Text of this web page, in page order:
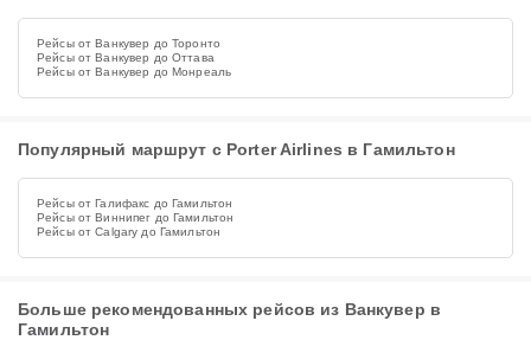
Рейсы от Ванкувер до Торонто
Рейсы от Ванкувер до Оттава
Рейсы от Ванкувер до Монреаль
Популярный маршрут с Porter Airlines в Гамильтон
Рейсы от Галифакс до Гамильтон
Рейсы от Виннипег до Гамильтон
Рейсы от Calgary до Гамильтон
Больше рекомендованных рейсов из Ванкувер в
Гамильтон